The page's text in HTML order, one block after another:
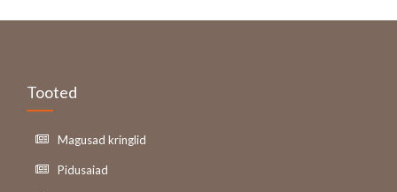
Tooted
Magusad kringlid
Pidusaiad